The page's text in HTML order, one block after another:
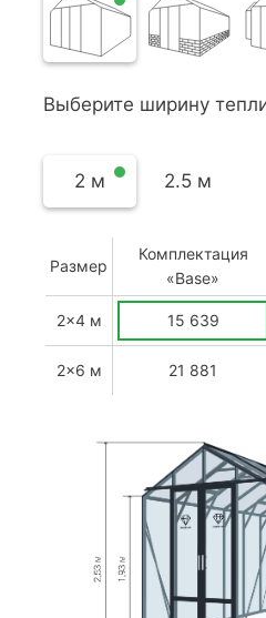
Выберите ширину
2 м 2.5 м
Размер
Комплектация
«Base»
2x4 м 15 639
2x6 м 21 881